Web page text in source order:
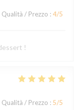
Qualità / Prezzo : 4/5
!
Qualità / Prezzo : 5/5